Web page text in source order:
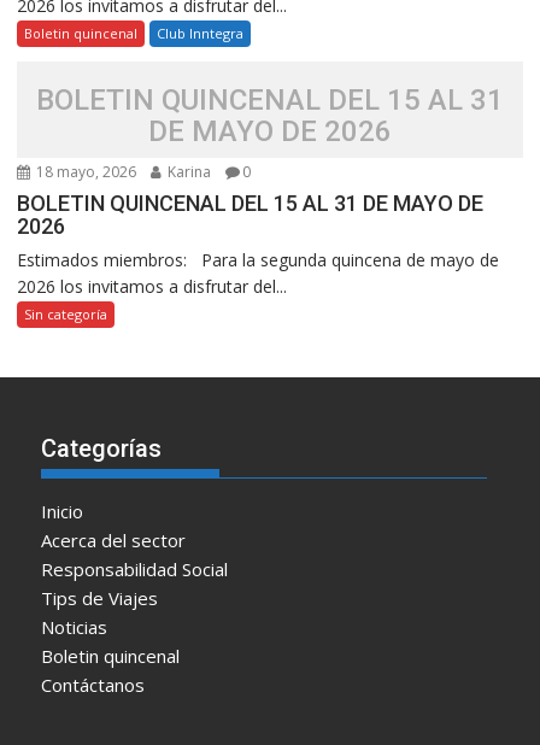
2026 los invitamos a disfrutar del...
Boletin quincenal Club Inntegra
BOLETIN QUINCENAL DEL 15 AL 31
DE MAYO DE 2026
18 mayo, 2026 Karina 0
BOLETIN QUINCENAL DEL 15 AL 31 DE MAYO DE
2026
Estimados miembros: Para la segunda quincena de mayo de
2026 los invitamos a disfrutar del...
Sin categoría
Categorías
Inicio
Acerca del sector
Responsabilidad Social
Tips de Viajes
Noticias
Boletin quincenal
Contáctanos